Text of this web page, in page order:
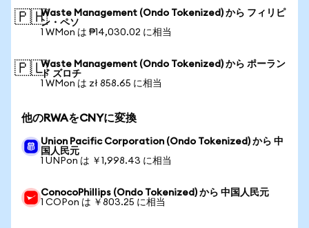
🇵🇭Waste Management (Ondo Tokenized) から フィリピ
ン・ペソ
1 WMon は ₱14,030.02 に相当
🇵🇱Waste Management (Ondo Tokenized) から ポーラン
ド ズロチ
1 WMon は zł 858.65 に相当
他のRWAをCNYに変換
Union Pacific Corporation (Ondo Tokenized) から 中
国人民元
1 UNPon は ￥1,998.43 に相当
ConocoPhillips (Ondo Tokenized) から 中国人民元
1 COPon は ￥803.25 に相当